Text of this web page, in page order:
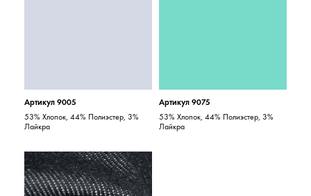
Артикул 9005
53% Хлопок, 44% Полиэстер, 3%
Лайкра
Артикул 9075
53% Хлопок, 44% Полиэстер, 3%
Лайкра